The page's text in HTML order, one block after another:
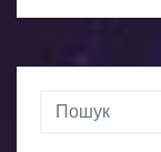
г
а